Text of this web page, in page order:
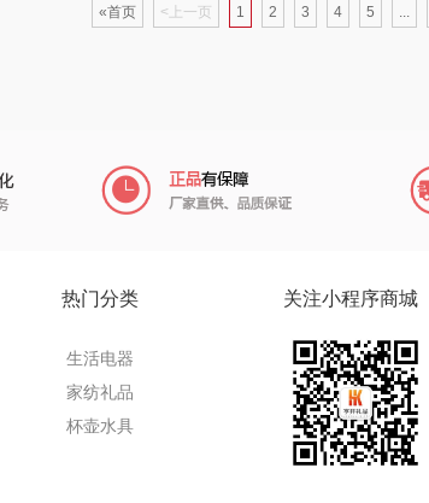
PGG
奥妙 咪鼠
博洋家纺（品牌
«首页 <上一页 1 2 3 4 5 ...
热门分类
生活电器
家纺礼品
杯壶水具
关注小程序商城